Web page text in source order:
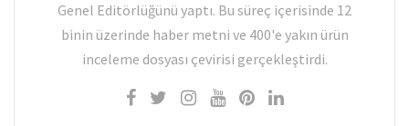
Genel Editörlüğünü yaptı. Bu süreç içerisinde 12
binin üzerinde haber metni ve 400'e yakın ürün
inceleme dosyası çevirisi gerçekleştirdi.